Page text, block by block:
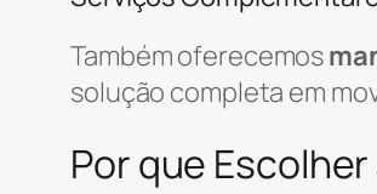
Também oferecemos
solução completa em
Por que